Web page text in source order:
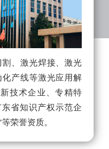
、激光焊接、激光
产线等激光应用解
技术企业、专精特
省知识产权示范企
荣誉资质。